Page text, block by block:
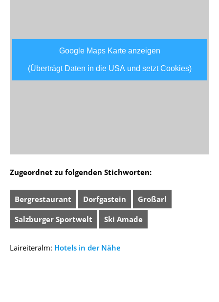
Google Maps Karte anzeigen
(Überträgt Daten in die USA und setzt Cookies)
Zugeordnet zu folgenden Stichworten:
Bergrestaurant Dorfgastein Großarl
Salzburger Sportwelt Ski Amade
Laireiteralm: Hotels in der Nähe